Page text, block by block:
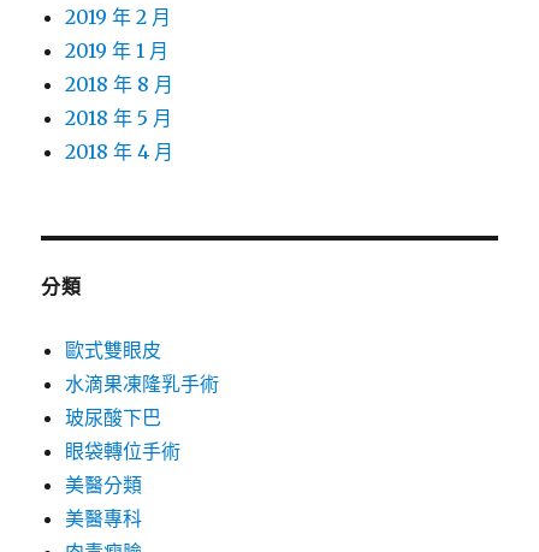
2019 年 2 月
2019 年 1 月
2018 年 8 月
2018 年 5 月
2018 年 4 月
分類
歐式雙眼皮
水滴果凍隆乳手術
玻尿酸下巴
眼袋轉位手術
美醫分類
美醫專科